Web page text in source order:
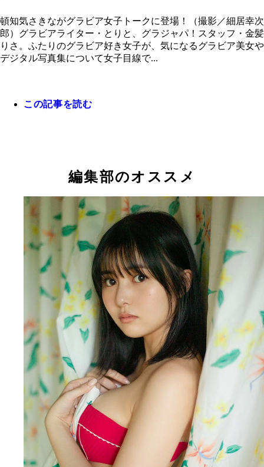
頓知気さきな『曖昧な境界線～prologue～』撮影／
次郎 約1年半ぶりにグラビア復帰した頓知気さん。
は11月15日より公開中「＋Special」のお試し版の
浸かったり、少女感あふれる姿が見られたりと、
中でも一番お気に入りの衣装は、本作の最後に着
白のワンピース水着。白濱ちゃんの透明感が際立
46Pのカットが好き。42Pのきょとんとした表情も
ません！（by頓知気さきな）
のは温泉シーンです。肌が白く雪景色が似合いま
温泉のシーンは湯気でふわっとした雰囲気がとて
る満面の笑顔が可愛くてお気に入りです！（by頓
きな）
頓知気さきながグラビア女子トークに登場！（撮影／細居幸次
郎）グラビアライター・とりと、グラジャパ！スタッフ・金髪
りさ。ふたりのグラビア好き女子が、気になるグラビア美女や
デジタル写真集について女子目線で...
この記事を読む
編集部のオススメ